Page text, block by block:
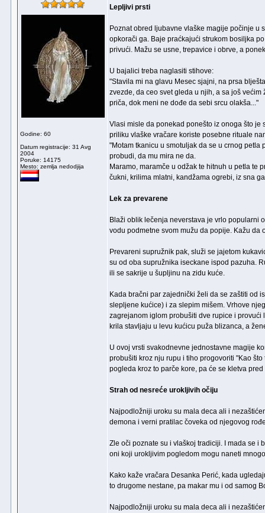
Godine: 60
Datum registracije: 31 Avg
2004
Poruke: 14175
Mesto: zemlja nedodjija
Lepljivi prsti
Poznat obred ljubavne vlaške magije počinje u
opkorači ga. Baje praćkajući strukom bosiljka
privući. Mažu se usne, trepavice i obrve, a
U bajalici treba naglasiti stihove:
"Stavila mi na glavu Mesec sjajni, na prsa
zvezde, da ceo svet gleda u njih, a sa još
priča, dok meni ne dođe da sebi srcu olakša..."
Vlasi misle da ponekad ponešto iz onoga što je
priliku vlaške vračare koriste posebne rituale
"Motam tkanicu u smotuljak da se u crnog
probudi, da mu mira ne da.
Maramo, maramče u odžak te hitnuh u petla te
čukni, krilima mlatni, kandžama ogrebi, iz sna
Lek za prevarene
Blaži oblik lečenja neverstava je vrlo popularni
vodu podmetne svom mužu da popije. Kažu
Prevareni supružnik pak, služi se jajetom
su od oba supružnika iseckane ispod pazuha.
ili se sakrije u šupljinu na zidu kuće.
Kada bračni par zajednički želi da se zaštiti od
slepljene kućice) i za slepim mišem. Vrhove
zagrejanom iglom probušiti dve rupice i
krila stavljaju u levu kućicu puža blizanca, a
U ovoj vrsti svakodnevne jednostavne magije
probušiti kroz nju rupu i tiho progovoriti "Kao
pogleda kroz to parče kore, pa će se kletva
Strah od nesreće urokljivih očiju
Najpodložniji uroku su mala deca ali i
demona i verni pratilac čoveka od njegovog
Zle oči poznate su i vlaškoj tradiciji. I mada se i
oni koji urokljivim pogledom mogu naneti
Kako kaže vračara Desanka Perić, kada
to drugome nestane, pa makar mu i od samog
Najpodložniji uroku su mala deca ali i